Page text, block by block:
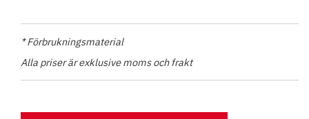
* Förbrukningsmaterial
Alla priser är exklusive moms och frakt